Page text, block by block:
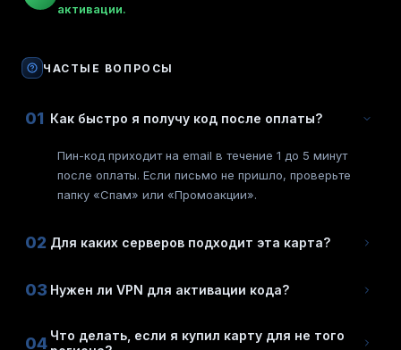
активации.
ЧАСТЫЕ ВОПРОСЫ
01 Как быстро я получу код после оплаты?
Пин-код приходит на email в течение 1 до 5 минут
после оплаты. Если письмо не пришло, проверьте
папку «Спам» или «Промоакции».
02 Для каких серверов подходит эта карта?
03 Нужен ли VPN для активации кода?
04 Что делать, если я купил карту для не того